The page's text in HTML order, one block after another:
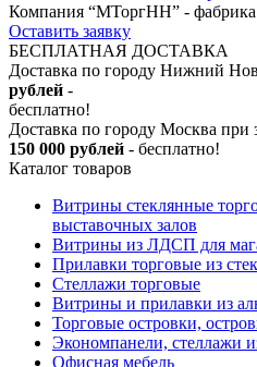
Компания “МТоргНН” - фабрика
Оставить заявку
БЕСПЛАТНАЯ ДОСТАВКА
Доставка по городу Нижний
рублей -
бесплатно!
Доставка по городу Москва при
150 000 рублей - бесплатно!
Каталог товаров
Витрины стеклянные
выставочных залов
Витрины из ЛДСП для
Прилавки торговые из
Стеллажи торговые
Витрины и прилавки из
Торговые островки,
Экономпанели, стеллажи
Офисная мебель